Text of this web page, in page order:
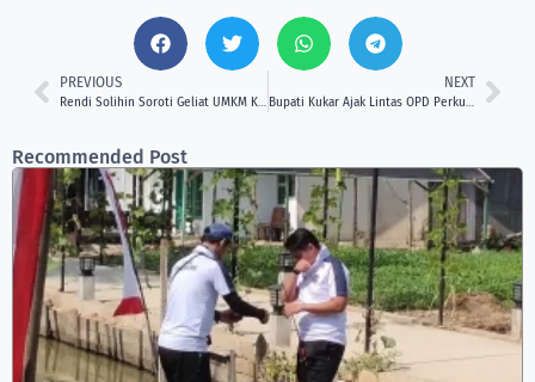
PREVIOUS
Rendi Solihin Soroti Geliat UMKM Kreatif Anak Muda di Musancab PDIP Kukar
NEXT
Bupati Kukar Ajak Lintas OPD Perkuat Gerakan Pangan Aman Terpadu
Recommended Post